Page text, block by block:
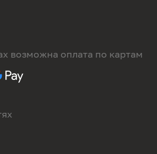
возможна оплата по картам